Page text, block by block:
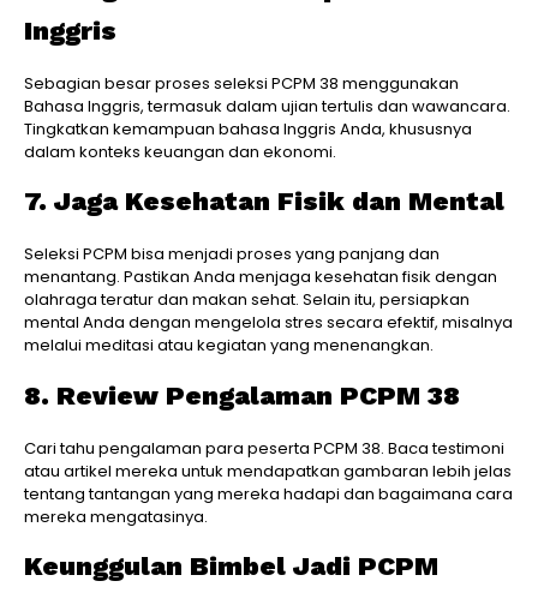
Inggris
Sebagian besar proses seleksi PCPM 38 menggunakan
Bahasa Inggris, termasuk dalam ujian tertulis dan wawancara.
Tingkatkan kemampuan bahasa Inggris Anda, khususnya
dalam konteks keuangan dan ekonomi.
7. Jaga Kesehatan Fisik dan Mental
Seleksi PCPM bisa menjadi proses yang panjang dan
menantang. Pastikan Anda menjaga kesehatan fisik dengan
olahraga teratur dan makan sehat. Selain itu, persiapkan
mental Anda dengan mengelola stres secara efektif, misalnya
melalui meditasi atau kegiatan yang menenangkan.
8. Review Pengalaman PCPM 38
Cari tahu pengalaman para peserta PCPM 38. Baca testimoni
atau artikel mereka untuk mendapatkan gambaran lebih jelas
tentang tantangan yang mereka hadapi dan bagaimana cara
mereka mengatasinya.
Keunggulan Bimbel Jadi PCPM